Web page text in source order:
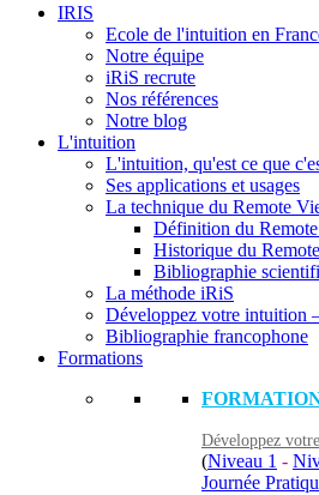
IRIS
Ecole de l'intuition en
Notre équipe
iRiS recrute
Nos références
Notre blog
L'intuition
L'intuition, qu'est ce que
Ses applications et usages
La technique du Remote
Définition du
Historique du
Bibliographie
La méthode iRiS
Développez votre intuition
Bibliographie francophone
Formations
Développez
(Niveau 1 -
Journée